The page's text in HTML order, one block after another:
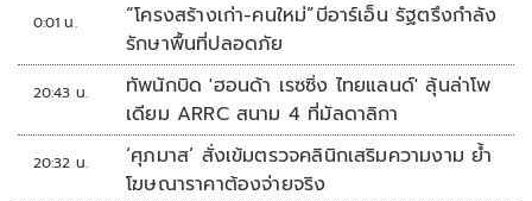
0:01 น.
“โครงสร้างเก่า-คนใหม่”บีอาร์เอ็น รัฐตรึงกำลัง
รักษาพื้นที่ปลอดภัย
20:43 น.
ทัพนักบิด 'ฮอนด้า เรซซิ่ง ไทยแลนด์' ลุ้นล่าโพ
เดียม ARRC สนาม 4 ที่มัลดาลิกา
20:32 น.
‘ศุภมาส’ สั่งเข้มตรวจคลินิกเสริมความงาม ย้ำ
โฆษณาราคาต้องจ่ายจริง